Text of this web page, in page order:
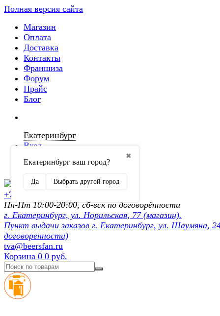
Полная версия сайта
Магазин
Оплата
Доставка
Контакты
Франшиза
Форум
Прайс
Блог
Екатеринбург
✖
Екатеринбург ваш город?
Да Выбрать другой город
Вход
Регистрация
+7 (902) 872-54-70
Пн-Пт 10:00-20:00, сб-вск по договорённости
г. Екатеринбург, ул. Норильская, 77 (магазин).
Пункт выдачи заказов г. Екатеринбург, ул. Шаумяна,
договоренности)
tva@beersfan.ru
Корзина 0 0 руб.